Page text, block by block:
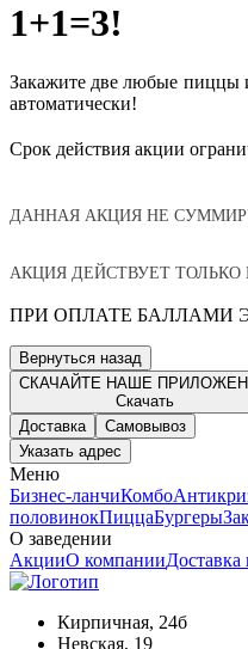
1+1=3!
Закажите две любые пиццы
автоматически!
Срок действия акции
ДАННАЯ АКЦИЯ НЕ
АКЦИЯ ДЕЙСТВУЕТ
ПРИ ОПЛАТЕ БАЛЛАМИ
Вернуться назад
СКАЧАЙТЕ НАШЕ
Скачать
Доставка
Самовывоз
Указать адрес
Меню
Бизнес-ланчиКомбо
половинокПиццаБургеры
О заведении
АкцииО компанииДоставка
Кирпичная, 24б
Невская, 19